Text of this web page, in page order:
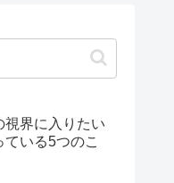
視界に入りたい
いる5つのこ